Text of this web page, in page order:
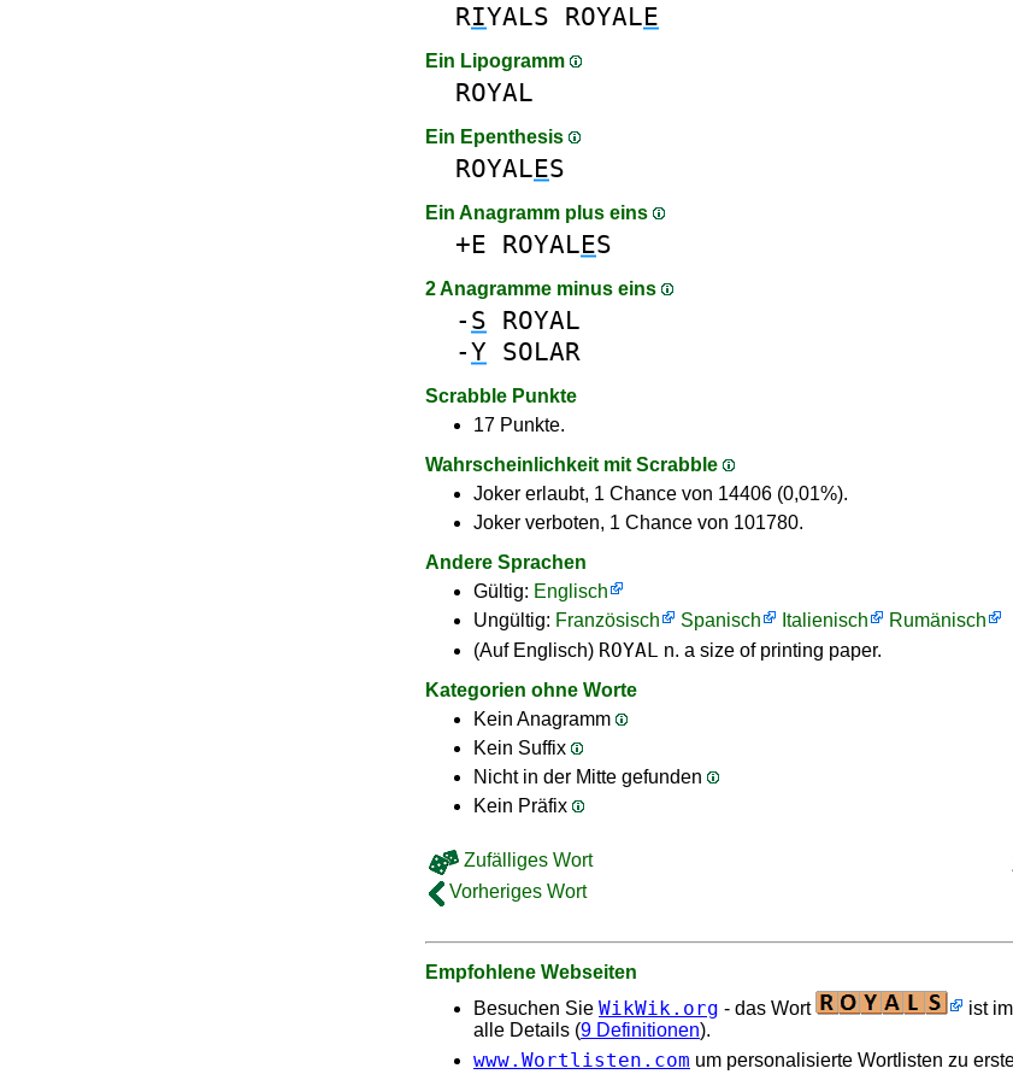
RIYALS ROYALE
Ein Lipogramm
ROYAL
Ein Epenthesis
ROYALES
Ein Anagramm plus eins
+E ROYALES
2 Anagramme minus eins
- S ROYAL
-Y SOLAR
Scrabble Punkte
17 Punkte.
Wahrscheinlichkeit mit Scrabble
Joker erlaubt, 1 Chance von 14406 (0,01%).
Joker verboten, 1 Chance von 101780.
Andere Sprachen
Gültig: Englisch
Ungültig: Französisch Spanisch Italienisch
Rumänisch
(Auf Englisch) ROYAL n. a size of printing paper.
Kategorien ohne Worte
Kein Anagramm
Kein Suffix
Nicht in der Mitte gefunden
Kein Präfix
Zufälliges Wort
Vorheriges Wort
Empfohlene Webseiten
Besuchen Sie WikWik.org - das Wort
ist
alle Details (9 Definitionen).
www.Wortlisten.com um personalisierte Wortlisten zu